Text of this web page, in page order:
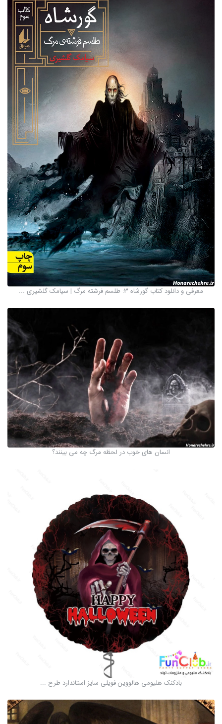
معرفی و دانلود کتاب گورشاه 3: طلسم فرشته مرگ | سیامک گلشیری ...
انسان های خوب در لحظه مرگ چه می بینند؟
بادکنک هلیومی هالووین فویلی سایز استاندارد طرح ...